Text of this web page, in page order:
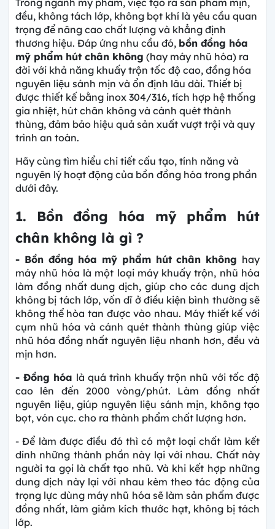
đều, không tách lớp, không bọt khí là yêu cầu quan
trọng để nâng cao chất lượng và khẳng định
thương hiệu. Đáp ứng nhu cầu đó, bồn đồng hóa
mỹ phẩm hút chân không (hay máy nhũ hóa) ra
đời với khả năng khuấy trộn tốc độ cao, đồng hóa
nguyên liệu sánh mịn và ổn định lâu dài. Thiết bị
được thiết kế bằng inox 304/316, tích hợp hệ thống
gia nhiệt, hút chân không và cánh quét thành
thùng, đảm bảo hiệu quả sản xuất vượt trội và quy
trình an toàn.
Hãy cùng tìm hiểu chi tiết cấu tạo, tính năng và
nguyên lý hoạt động của bồn đồng hóa trong phần
dưới đây.
1. Bồn đồng hóa mỹ phẩm hút
chân không là gì ?
- Bồn đồng hóa mỹ phẩm hút chân không hay
máy nhũ hóa là một loại máy khuấy trộn, nhũ hóa
làm đồng nhất dung dịch, giúp cho các dung dịch
không bị tách lớp, vốn dĩ ở điều kiện bình thường sẽ
không thể hòa tan được vào nhau. Máy thiết kế với
cụm nhũ hóa và cánh quét thành thùng giúp việc
nhũ hóa đồng nhất nguyên liệu nhanh hơn, đều và
mịn hơn.
- Đồng hóa là quá trình khuấy trộn nhũ với tốc độ
cao lên đến 2000 vòng/phút. Làm đồng nhất
nguyên liệu, giúp nguyên liệu sánh mịn, không tạo
bọt, vón cục. cho ra thành phẩm chất lượng hơn.
- Để làm được điều đó thì có một loại chất làm kết
dính những thành phần này lại với nhau. Chất này
người ta gọi là chất tạo nhũ. Và khi kết hợp những
dung dịch này lại với nhau kèm theo tác động của
trọng lực dùng máy nhũ hóa sẽ làm sản phẩm được
đồng nhất, làm giảm kích thước hạt, không bị tách
lớp.